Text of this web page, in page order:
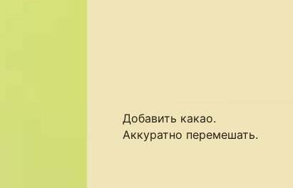
Добавить какао.
Аккуратно перемешать.